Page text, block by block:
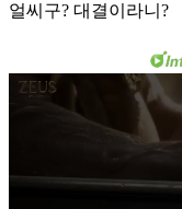
얼씨구? 대결이라니?